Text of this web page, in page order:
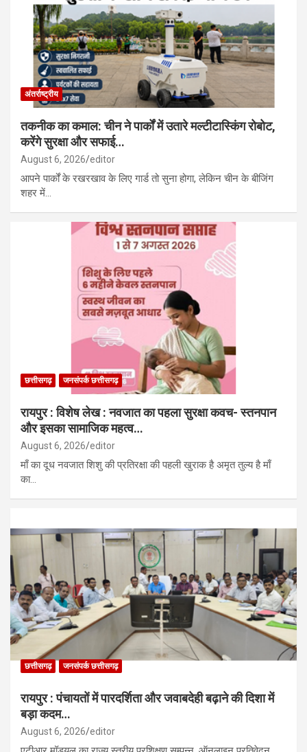
अंतर्राष्ट्रीय
तकनीक का कमाल: चीन ने पार्कों में उतारे मल्टीटास्किंग रोबोट,
करेंगे सुरक्षा और सफाई…
August 6, 2026 editor
आपने पार्कों के रखरखाव के लिए गार्ड तो सुना होगा, लेकिन चीन के बीजिंग
शहर में…
छत्तीसगढ़ जनसंपर्क छत्तीसगढ़
रायपुर : विशेष लेख : नवजात का पहला सुरक्षा कवच- स्तनपान
और इसका सामाजिक महत्व…
August 6, 2026 editor
माँ का दूध नवजात शिशु की प्रतिरक्षा की पहली खुराक है अमृत तुल्य है माँ
का…
छत्तीसगढ़ जनसंपर्क छत्तीसगढ़
रायपुर : पंचायतों में पारदर्शिता और जवाबदेही बढ़ाने की दिशा में
बड़ा कदम…
August 6, 2026 editor